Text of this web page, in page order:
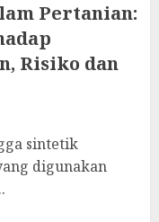
Pertanian:
Risiko dan
sintetik
digunakan